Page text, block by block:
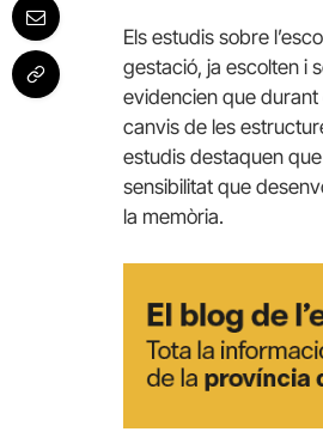
Els estudis sobre
gestació, ja escolten i
evidencien que durant
canvis de les
estudis destaquen
sensibilitat que
la memòria.